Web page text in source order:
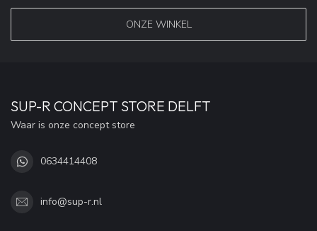
ONZE WINKEL
SUP-R CONCEPT STORE DELFT
Waar is onze concept store
0634414408
info@sup-r.nl